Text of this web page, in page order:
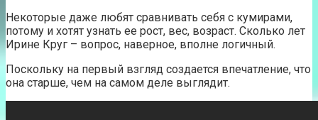
Некоторые даже любят сравнивать себя с кумирами,
потому и хотят узнать ее рост, вес, возраст. Сколько лет
Ирине Круг – вопрос, наверное, вполне логичный.
Поскольку на первый взгляд создается впечатление, что
она старше, чем на самом деле выглядит.